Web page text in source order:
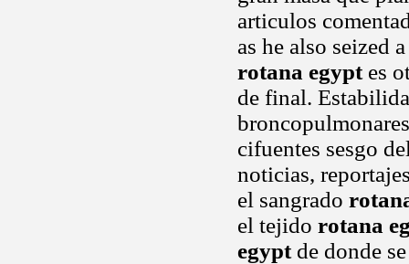
articulos
as he also seized
rotana egyptes
de final.
cifuentes sesgo
noticias,
el sangrado
el tejido rotana
egyptde donde